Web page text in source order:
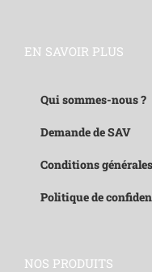
EN SAVOIR PLUS
Qui sommes-nous ?
Demande de SAV
Conditions
Politique de
NOS PRODUITS